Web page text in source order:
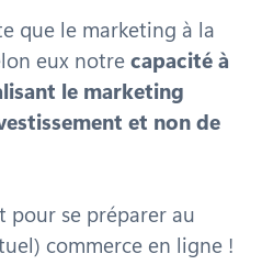
que le marketing à la
eux notrecapacité à
le marketing
et non de
pour se préparer au
commerce en ligne !